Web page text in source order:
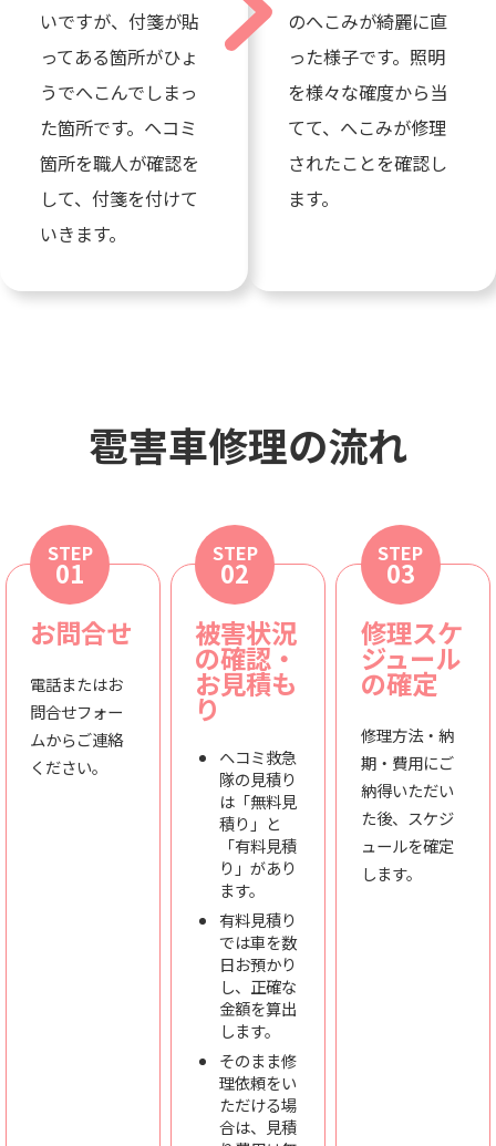
いですが、付箋が貼
ってある箇所がひょ
うでへこんでしまっ
た箇所です。ヘコミ
箇所を職人が確認を
して、付箋を付けて
いきます。
のへこみが綺麗に直
った様子です。照明
を様々な確度から当
てて、へこみが修理
されたことを確認し
ます。
雹害車修理の流れ
STEP
01
お問合せ
電話またはお
問合せフォー
ムからご連絡
ください。
STEP
02
被害状況
の確認・
お見積も
り
ヘコミ救急
隊の見積り
は「無料見
積り」と
「有料見積
り」があり
ます。
有料見積り
では車を数
日お預かり
し、正確な
金額を算出
します。
そのまま修
理依頼をい
ただける場
合は、見積
STEP
03
修理スケ
ジュール
の確定
修理方法・納
期・費用にご
納得いただい
た後、スケジ
ュールを確定
します。